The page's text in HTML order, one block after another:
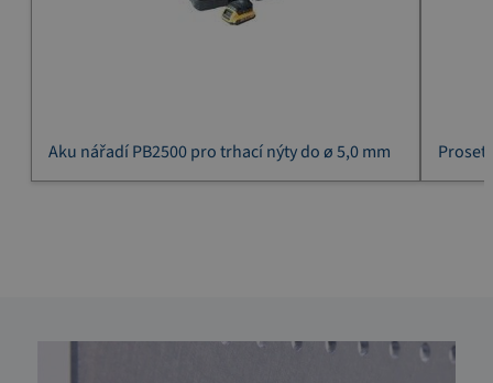
Aku nářadí PB2500 pro trhací nýty do ø 5,0 mm Proset